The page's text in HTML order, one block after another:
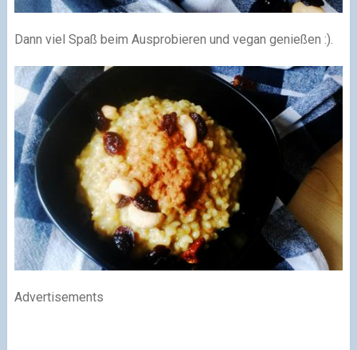
Dann viel Spaß beim Ausprobieren und vegan genießen :).
Advertisements